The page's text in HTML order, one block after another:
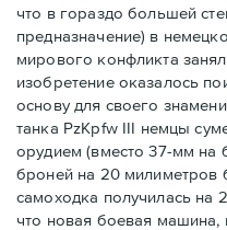
что в гораздо большей
предназначение) в
мирового конфликта
изобретение оказалось
основу для своего
танка PzKpfw III немцы
орудием (вместо 37-мм на
броней на 20 милиметров
самоходка получилась на
что новая боевая